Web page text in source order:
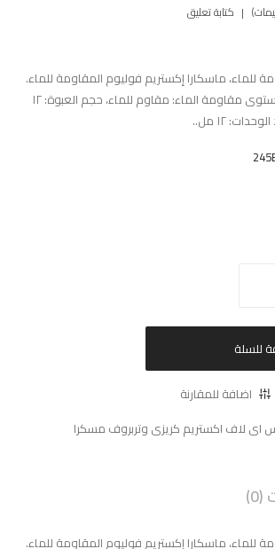
كتابة تعليق
للماء، ماسكارا إكستريم فوليوم المقاومة للماء.
مقاومة للماء فعلاً، مستوى مقاومة الماء: مقاوم للماء، حجم العبوة: ١٢
١٢ مل..
للسلة
اضافة للمقارنة
اى لاف اكستريم كريزى وتربروف مسكرا
للماء، ماسكارا إكستريم فوليوم المقاومة للماء.